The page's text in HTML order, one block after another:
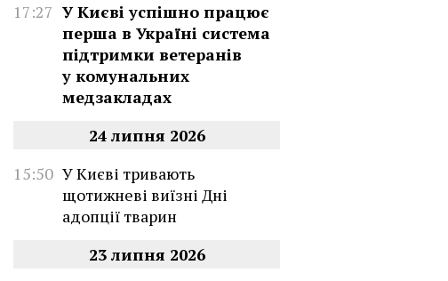
17:27 У Києві успішно працює
перша в Україні система
підтримки ветеранів
у комунальних
медзакладах
24 липня 2026
15:50 У Києві тривають
щотижневі виїзні Дні
адопції тварин
23 липня 2026